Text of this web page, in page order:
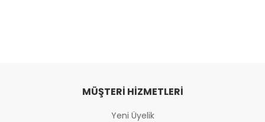
MÜŞTERI HIZMETLERI
Yeni Üyelik